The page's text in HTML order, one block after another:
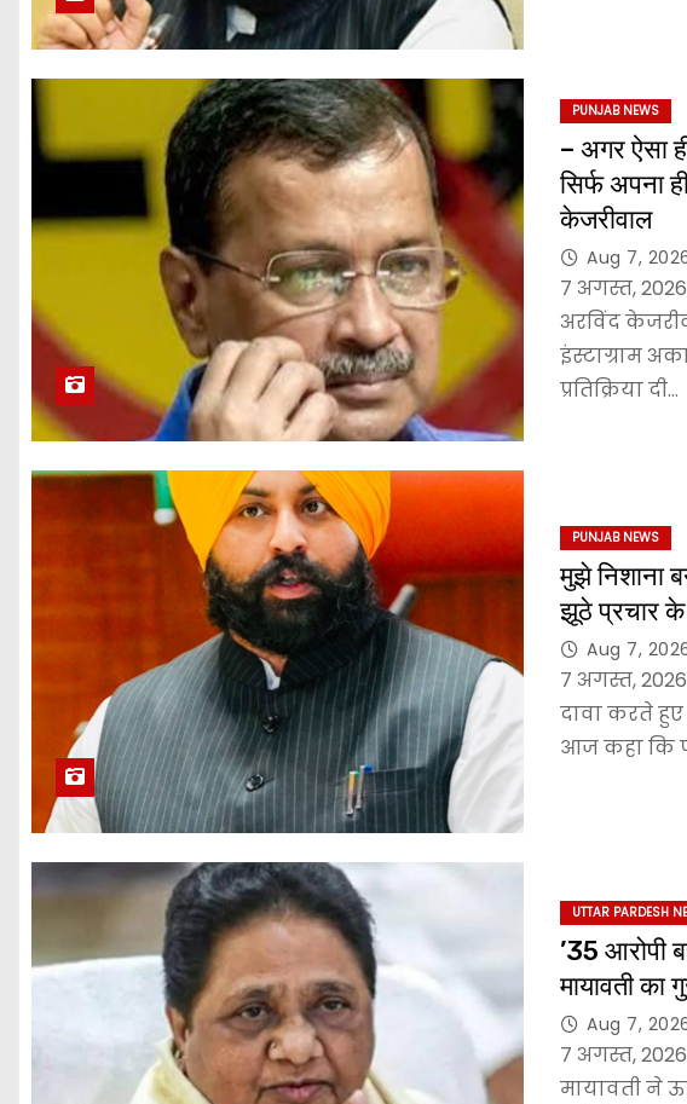
PUNJAB NEWS
– अगर ऐसा
सिर्फ अपना
केजरीवाल
Aug 7,
7 अगस्त,
अरविंद
इंस्टाग्राम
प्रतिक्रिया दी…
PUNJAB NEWS
मुझे निशाना
झूठे प्रचार के
Aug 7,
7 अगस्त,
दावा करते हुए
आज कहा कि
UTTAR PARDESH
’35 आरोपी
मायावती का
Aug 7,
7 अगस्त,
मायावती ने